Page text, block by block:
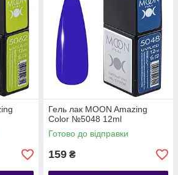
для легкого нанесення
LED/UV-лампі
Гель лак MOON Amazing
Color №5048 12ml
Готово до відправки
159 ₴